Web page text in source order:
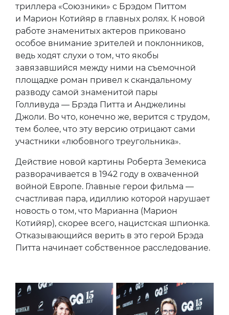
триллера «Союзники» с Брэдом Питтом
и Марион Котийяр в главных ролях. К новой
работе знаменитых актеров приковано
особое внимание зрителей и поклонников,
ведь ходят слухи о том, что якобы
завязавшийся между ними на съемочной
площадке роман привел к скандальному
разводу самой знаменитой пары
Голливуда — Брэда Питта и Анджелины
Джоли. Во что, конечно же, верится с трудом,
тем более, что эту версию отрицают сами
участники «любовного треугольника».
Действие новой картины Роберта Земекиса
разворачивается в 1942 году в охваченной
войной Европе. Главные герои фильма —
счастливая пара, идиллию которой нарушает
новость о том, что Марианна (Марион
Котийяр), скорее всего, нацистская шпионка.
Отказывающийся верить в это герой Брэда
Питта начинает собственное расследование.